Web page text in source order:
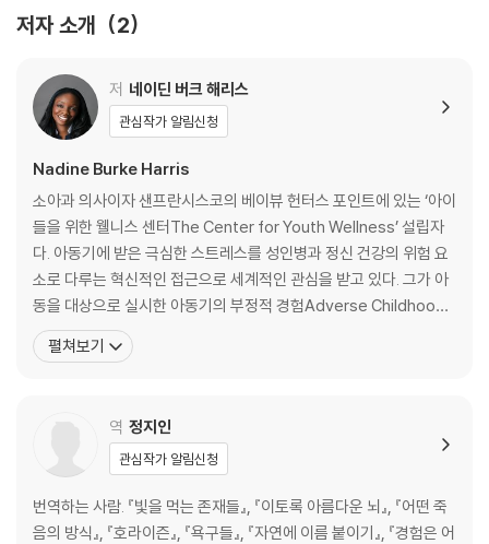
와 뇌 발달에 심각한 영향을 미쳐 신체 건강에 까지 영향을 끼치는 것이 아
: The Deepest Well, 심심 刊)》는 의사이자 공중보건 전문가인 저자가
지난 10년간 도무지 이해하기 힘들었던 신체 건강과 정신적 고통을 둘러
싼 의문들을 해결하기 위해 최신 과학 연구에 근거해 실질적인 증거를 찾
고 아동기의 부정적 경험이 주는 영향을 줄일 수 있는 방법을 임상에서 확
인한 과정을 담은 책이다. 해리스는 진료 현장의 경험과 지식을 바탕으로
왜 아동기 트라우마 문제가 일어나는 것인지, 어린 시절 스트레스에 노출
된 경험이 왜 중년기나 은퇴기에 건강 문제로 나타나는 것인지, 이에 대한
효과적인 치료법은 있는지, 우리와 우리 아이들의 건강을 지키기 위해서는
어떻게 해야 할지에 대한 물음들에 차근히 답한다.
9 치유하기에 늦은 때란 결코 없다
4부 혁명
11 자기 고통만 바라보는 사람들
12 감춰졌던 세계가 드러나는 순간
13 내겐 도움이 필요했다
에필로그 _ 그 일들은 더 이상 대물림되지 않는다
감사의 말
부록 1 내 ACE 지수는 몇 점일까?
부록 2 아이들을 위한 웰니스 센터 ACE 설문지
후주
저자 소개 2
저 네이딘 버크 해리스
관심작가 알림신청
Nadine Burke Harris
소아과 의사이자 샌프란시스코의 베이뷰 헌터스 포인트에 있는 ‘아이
들을 위한 웰니스 센터The Center for Youth Wellness’ 설립자
다. 아동기에 받은 극심한 스트레스를 성인병과 정신 건강의 위험 요
소로 다루는 혁신적인 접근으로 세계적인 관심을 받고 있다. 그가 아
동을 대상으로 실시한 아동기의 부정적 경험Adverse Childhood
Experience 검사는 어린이가 신체 및 정신적 학대, 약물 남용, 빈곤
및 정신 질환과 관련된 경험이 있는지 보호자에게 묻고 부정적 경험
펼쳐보기
역 정지인
관심작가 알림신청
번역하는 사람. 『빛을 먹는 존재들』, 『이토록 아름다운 뇌』, 『어떤 죽
음의 방식』, 『호라이즌』, 『욕구들』, 『자연에 이름 붙이기』, 『경험은 어